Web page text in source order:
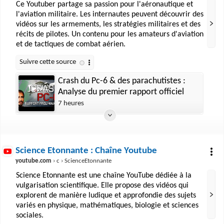
Ce Youtuber partage sa passion pour l'aéronautique et
l'aviation militaire. Les internautes peuvent découvrir des
vidéos sur les armements, les stratégies militaires et des
récits de pilotes. Un contenu pour les amateurs d'aviation
et de tactiques de combat aérien.
Crash du Pc-6 & des parachutistes :
Analyse du premier rapport officiel
7 heures
Science Etonnante : Chaîne Youtube
youtube.com › c › ScienceEtonnante
Science Etonnante est une chaîne YouTube dédiée à la
vulgarisation scientifique. Elle propose des vidéos qui
explorent de manière ludique et approfondie des sujets
variés en physique, mathématiques, biologie et sciences
sociales.